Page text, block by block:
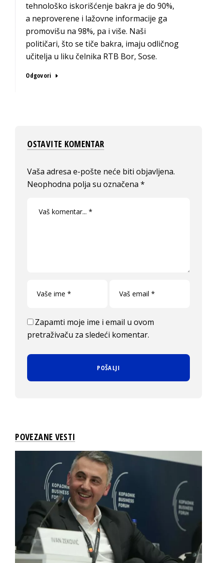
tehnološko iskorišćenje bakra je do 90%,
a neproverene i lažovne informacije ga
promovišu na 98%, pa i više. Naši
političari, što se tiče bakra, imaju odličnog
učitelja u liku čelnika RTB Bor, Sose.
Odgovori
OSTAVITE KOMENTAR
Vaša adresa e-pošte neće biti objavljena.
Neophodna polja su označena*
Zapamti moje ime i email u ovom
pretraživaču za sledeći komentar.
POVEZANE VESTI